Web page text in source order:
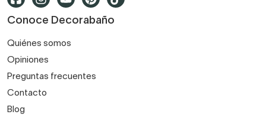
Conoce Decorabaño
Quiénes somos
Opiniones
Preguntas frecuentes
Contacto
Blog